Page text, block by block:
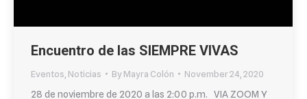
Encuentro de las SIEMPRE VIVAS
Eventos Noticias ByMayra Colón
November 24, 2020
28 de noviembre de 2020 a las 2:00 p.m. VIA ZOOM Y